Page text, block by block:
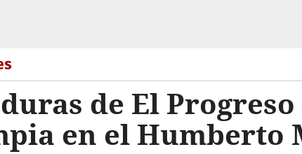
de El Progreso
en el Humberto